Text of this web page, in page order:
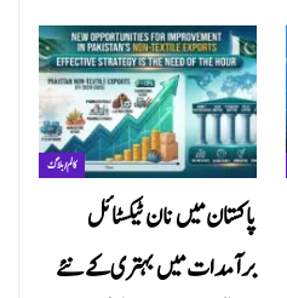
کالم/ بلاگ
پاکستان میں نان ٹیکسٹائل
برآمدات میں بہتری کے نئے